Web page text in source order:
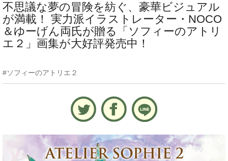
不思議な夢の冒険を紡ぐ、豪華ビジュアル
が満載！ 実力派イラストレーター・NOCO
＆ゆーげん両氏が贈る「ソフィーのアトリ
エ２」画集が大好評発売中！
ソフィーのアトリエ２